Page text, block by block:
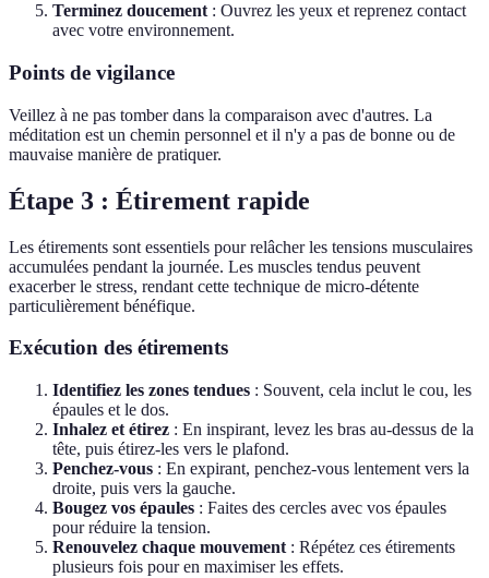
Terminez doucement : Ouvrez les yeux et reprenez contact
avec votre environnement.
Points de vigilance
Veillez à ne pas tomber dans la comparaison avec d'autres. La
méditation est un chemin personnel et il n'y a pas de bonne ou de
mauvaise manière de pratiquer.
Étape 3 : Étirement rapide
Les étirements sont essentiels pour relâcher les tensions musculaires
accumulées pendant la journée. Les muscles tendus peuvent
exacerber le stress, rendant cette technique de micro-détente
particulièrement bénéfique.
Exécution des étirements
Identifiez les zones tendues : Souvent, cela inclut le cou, les
épaules et le dos.
Inhalez et étirez : En inspirant, levez les bras au-dessus de la
tête, puis étirez-les vers le plafond.
Penchez-vous : En expirant, penchez-vous lentement vers la
droite, puis vers la gauche.
Bougez vos épaules : Faites des cercles avec vos épaules
pour réduire la tension.
Renouvelez chaque mouvement : Répétez ces étirements
plusieurs fois pour en maximiser les effets.